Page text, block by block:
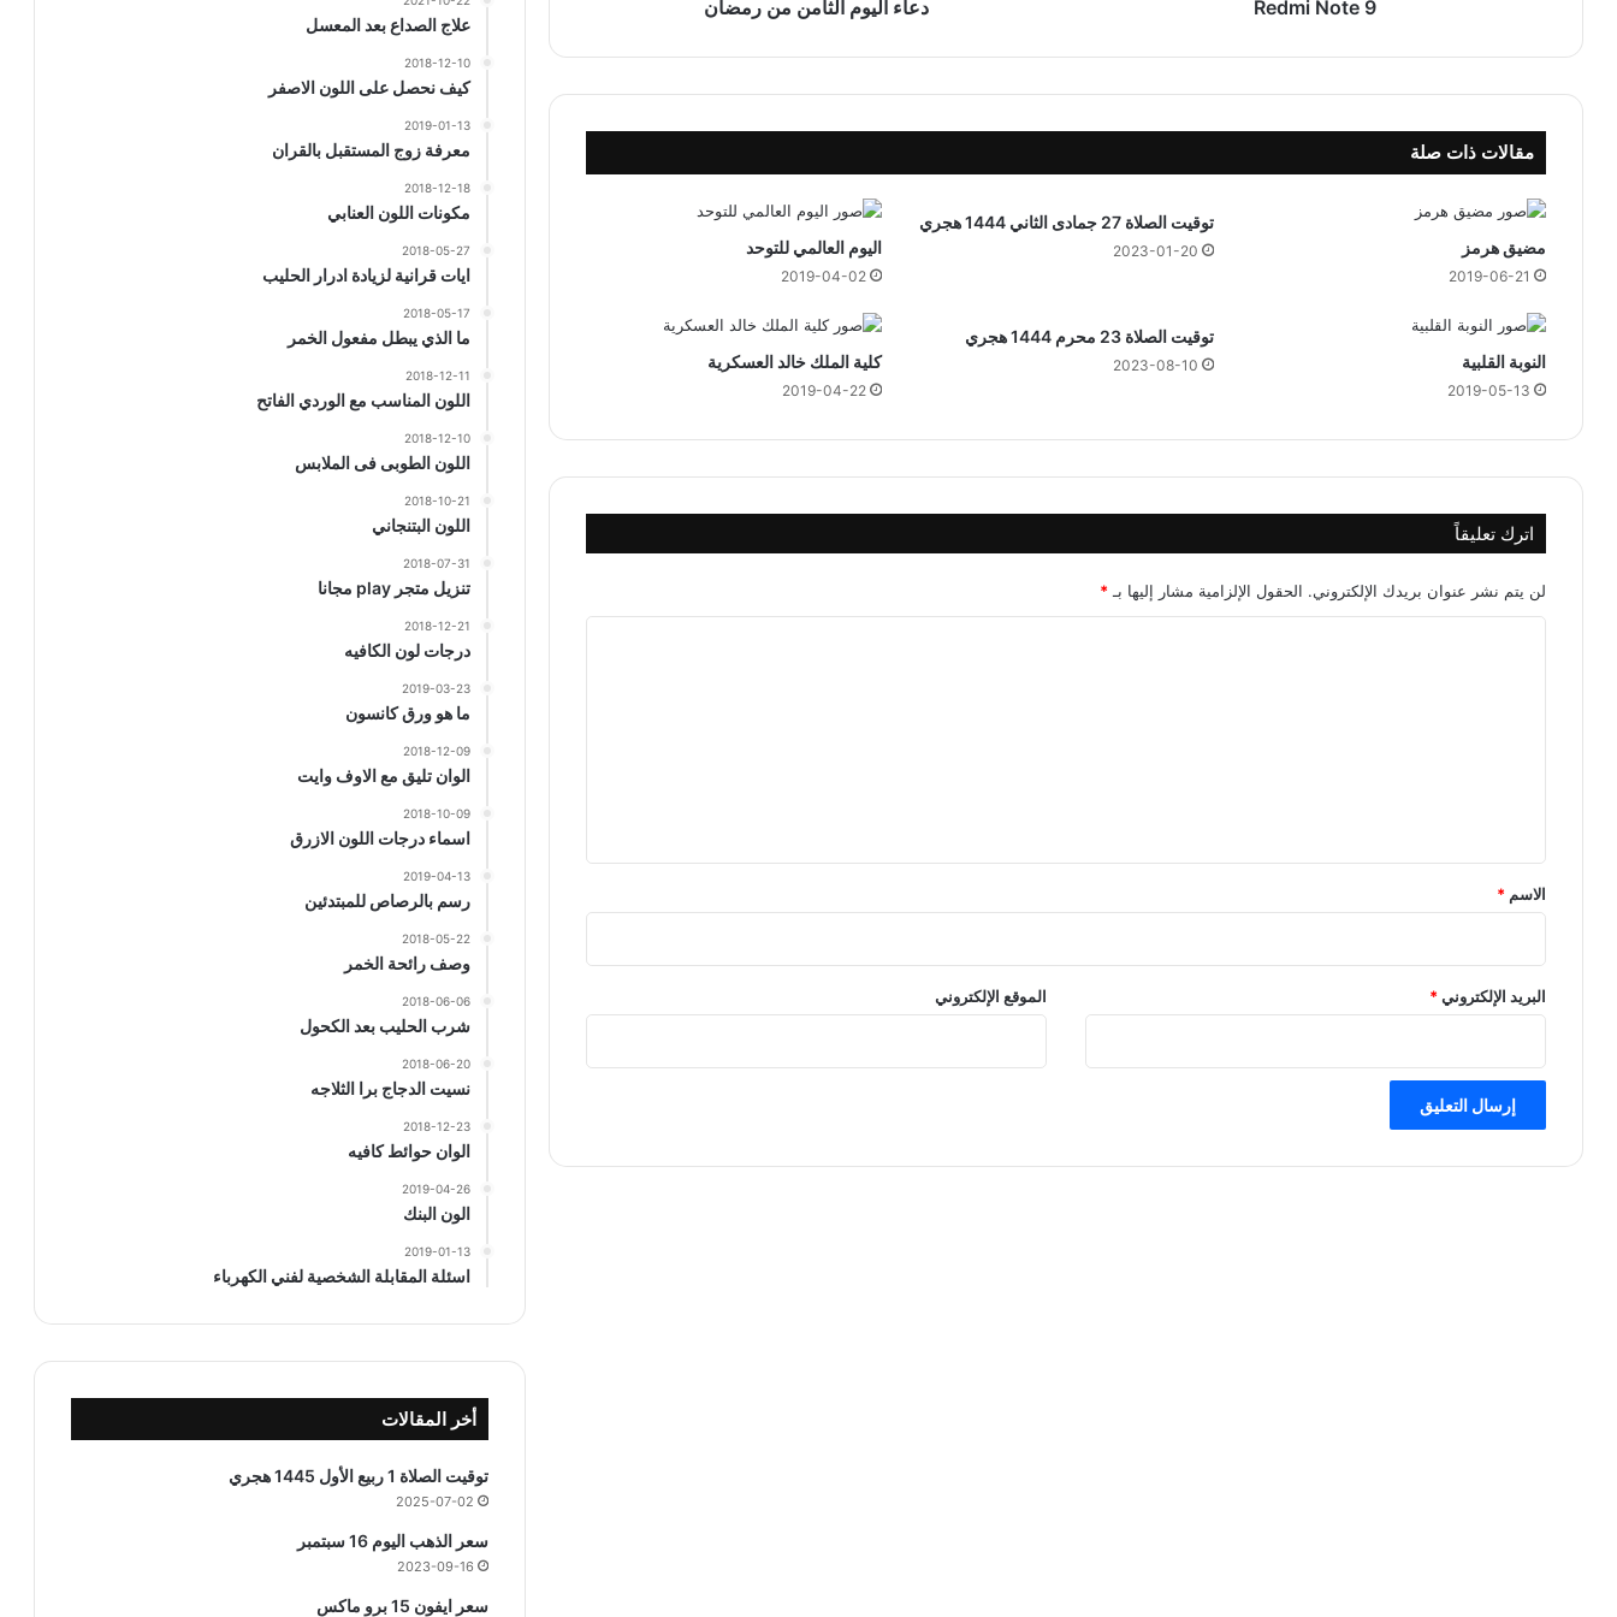
Redmi Note 9
ث
ن
ن
م
دعاء اليوم الثامن من رمضان
مقالات ذات صلة
مضيق هرمز
2019-06-21
توقيت الصلاة 27 جمادى الثاني 1444 هجري
2023-01-20 اليوم العالمي للتوحد
2019-04-02
النوبة القلبية
2019-05-13
توقيت الصلاة 23 محرم 1444 هجري
2023-08-10 كلية الملك خالد العسكرية
2019-04-22
اترك تعليقاً
لن يتم نشر عنوان بريدك الإلكتروني. الحقول الإلزامية مشار إليها بـ*
*
الاسم*
البريد الإلكتروني* الموقع الإلكتروني
علاج الصداع بعد المعسل
2018-12-10
كيف نحصل على اللون الاصفر
2019-01-13
معرفة زوج المستقبل بالقران
2018-12-18
مكونات اللون العنابي
2018-05-27
ايات قرانية لزيادة ادرار الحليب
2018-05-17
ما الذي يبطل مفعول الخمر
2018-12-11
اللون المناسب مع الوردي الفاتح
2018-12-10
اللون الطوبى فى الملابس
2018-10-21
اللون البتنجاني
2018-07-31
تنزيل متجر play مجانا
2018-12-21
درجات لون الكافيه
2019-03-23
ما هو ورق كانسون
2018-12-09
الوان تليق مع الاوف وايت
2018-10-09
اسماء درجات اللون الازرق
2019-04-13
رسم بالرصاص للمبتدئين
2018-05-22
وصف رائحة الخمر
2018-06-06
شرب الحليب بعد الكحول
2018-06-20
نسيت الدجاج برا الثلاجه
2018-12-23
الوان حوائط كافيه
2019-04-26
الون البنك
2019-01-13
اسئلة المقابلة الشخصية لفني الكهرباء
أخر المقالات
توقيت الصلاة 1 ربيع الأول 1445 هجري
2025-07-02
سعر الذهب اليوم 16 سبتمبر
2023-09-16
سعر ايفون 15 برو ماكس